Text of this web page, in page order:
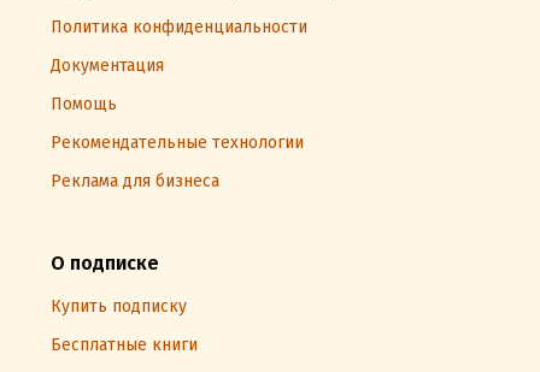
Политика конфиденциальности
Документация
Помощь
Рекомендательные технологии
Реклама для бизнеса
О подписке
Купить подписку
Бесплатные книги